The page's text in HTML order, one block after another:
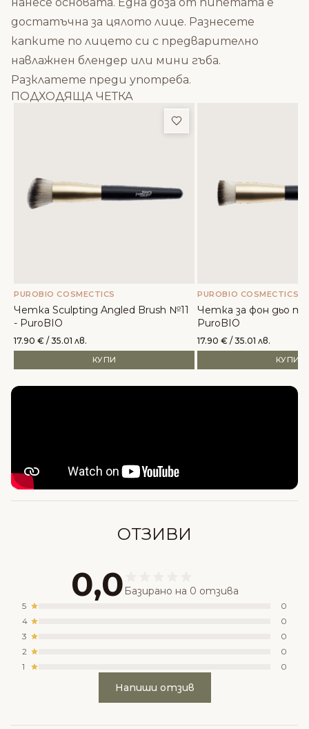
достатъчна за цялото лице. Разнесете
капките по лицето си с предварително
навлажнен блендер или мини гъба.
Разклатете преди употреба.
ПОДХОДЯЩА ЧЕТКА
Добави в любими
PUROBIO COSMECTICS
Четка Sculpting Angled Brush №11
- PuroBIO
17.90 € / 35.01 лв.
КУПИ
PUROBIO COSMECTICS
Четка за фон дьо
PuroBIO
17.90€ / 35.01 лв.
КУПИ
Произведен е в Италия.
ОТЗИВИ
0,0 Базирано на 0 отзива
5
0
4
0
3
0
2
0
1
0
Напиши отзив